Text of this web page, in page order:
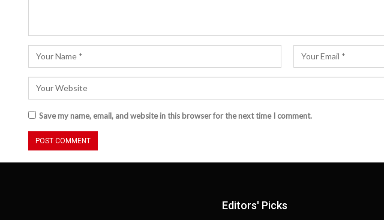
Save my name, email, and website in this browser for the next time I comment.
Editors' Picks